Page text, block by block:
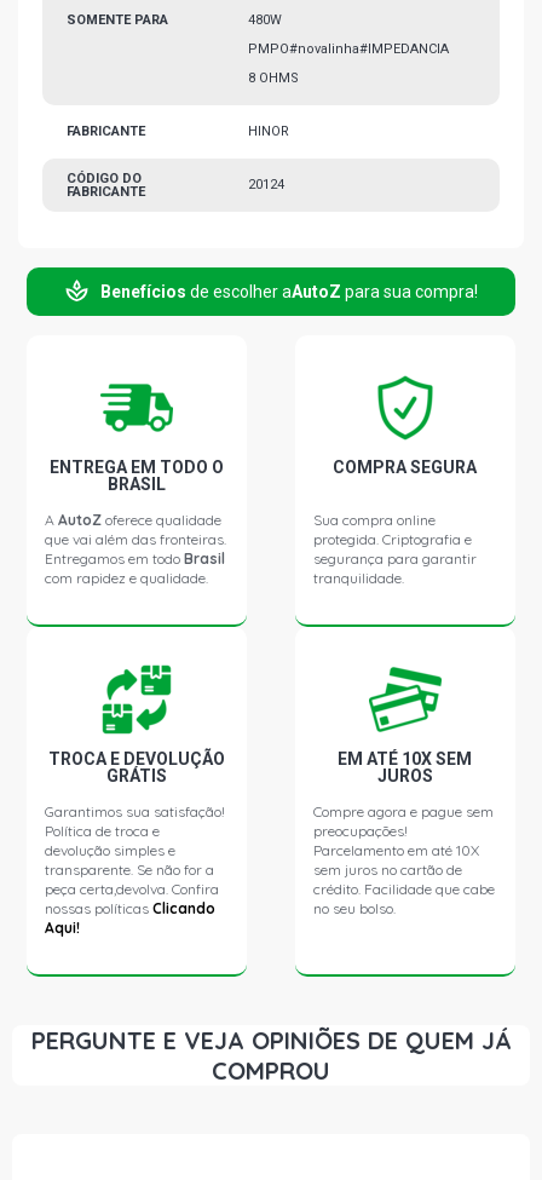
SOMENTE PARA
480W
PMPO#novalinha#IMPEDANCIA
8 OHMS
FABRICANTE HINOR
CÓDIGO DO
FABRICANTE
20124
Benefícios de escolher aAutoZ para sua compra!
ENTREGA EM TODO O
BRASIL
AAutoZ oferece qualidade
que vai além das fronteiras.
Entregamos em todoBrasil
com rapidez e qualidade.
COMPRA SEGURA
Sua compra online
protegida. Criptografia e
segurança para garantir
tranquilidade.
TROCA E DEVOLUÇÃO
GRÁTIS
Garantimos sua satisfação!
Política de troca e
devolução simples e
transparente. Se não for a
peça certa,devolva. Confira
nossas políticasClicando
Aqui!
EM ATÉ 10X SEM
JUROS
Compre agora e pague sem
preocupações!
Parcelamento em até 10X
sem juros no cartão de
crédito. Facilidade que cabe
no seu bolso.
PERGUNTE E VEJA OPINIÕES DE QUEM JÁ
COMPROU